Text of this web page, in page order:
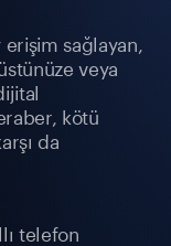
erişim sağlayan,
veya
kötü
da
telefon